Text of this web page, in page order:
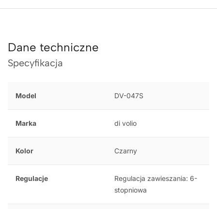
Dane techniczne
Specyfikacja
Model DV-047S
Marka di volio
Kolor Czarny
Regulacje
Regulacja zawieszania: 6-
stopniowa